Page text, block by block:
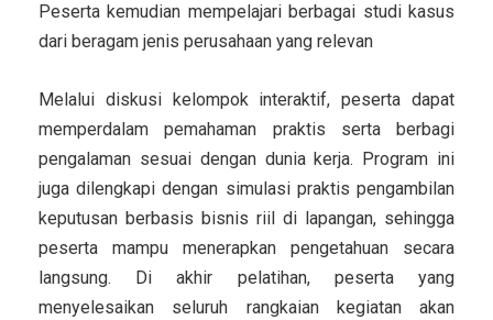
Peserta kemudian mempelajari berbagai studi kasus
dari beragam jenis perusahaan yang relevan
Melalui diskusi kelompok interaktif, peserta dapat
memperdalam pemahaman praktis serta berbagi
pengalaman sesuai dengan dunia kerja. Program ini
juga dilengkapi dengan simulasi praktis pengambilan
keputusan berbasis bisnis riil di lapangan, sehingga
peserta mampu menerapkan pengetahuan secara
langsung. Di akhir pelatihan, peserta yang
menyelesaikan seluruh rangkaian kegiatan akan